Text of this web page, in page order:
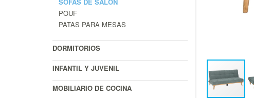
POUF
PATAS PARA MESAS
DORMITORIOS
INFANTIL Y JUVENIL
MOBILIARIO DE COCINA